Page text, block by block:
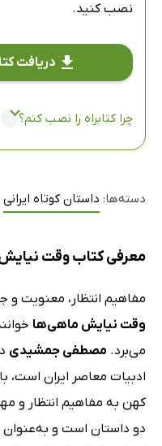
نصب کنید.
دریافت
چرا کتابراه را نصب کنم؟
دسته‌ها: داستان کوتاه ایرانی
معرفی کتاب وقت
مفاهیم انتظار، معنویت
وقت نیایش ماهی‌ها
می‌برد. مصطفی جمشیدی
ادبیات معاصر ایران است،
کهن به مفاهیم انتظار و
دو داستان است و به‌عنوان